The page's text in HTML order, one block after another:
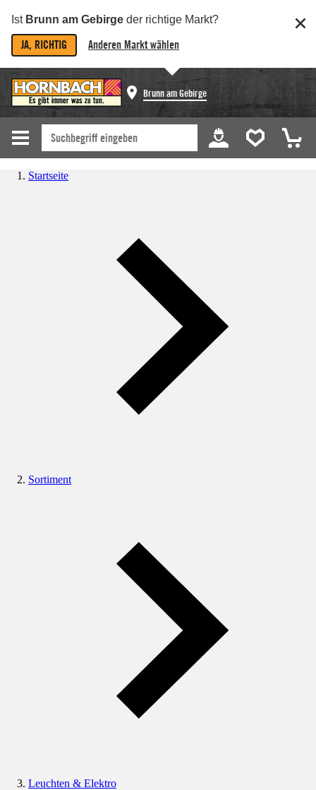
Ist Brunn am Gebirge der richtige Markt?
JA, RICHTIG Anderen Markt wählen
Brunn am Gebirge
Startseite
Sortiment
Leuchten & Elektro